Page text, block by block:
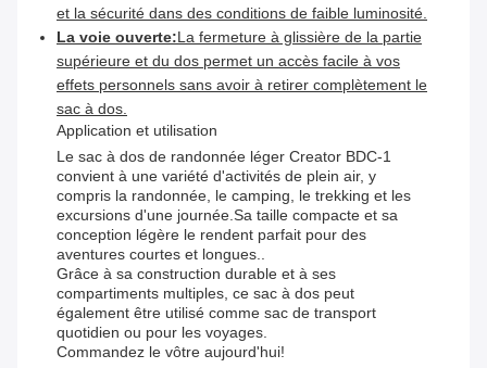
et la sécurité dans des conditions de faible luminosité.
La voie ouverte:La fermeture à glissière de la partie
supérieure et du dos permet un accès facile à vos
effets personnels sans avoir à retirer complètement le
sac à dos.
Application et utilisation
Le sac à dos de randonnée léger Creator BDC-1
convient à une variété d'activités de plein air, y
compris la randonnée, le camping, le trekking et les
excursions d'une journée.Sa taille compacte et sa
conception légère le rendent parfait pour des
aventures courtes et longues..
Grâce à sa construction durable et à ses
compartiments multiples, ce sac à dos peut
également être utilisé comme sac de transport
quotidien ou pour les voyages.
Commandez le vôtre aujourd'hui!